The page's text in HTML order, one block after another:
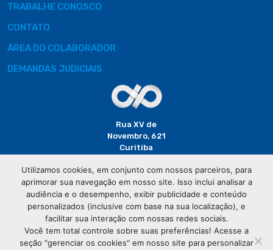
TRABALHE CONOSCO
CONTATO
ÁREA DO COLABORADOR
DEMANDAS JUDICIAIS
Rua XV de
Novembro, 621
Curitiba
(41) 3320-
2929
Utilizamos cookies, em conjunto com nossos parceiros, para
aprimorar sua navegação em nosso site. Isso inclui analisar a
audiência e o desempenho, exibir publicidade e conteúdo
personalizados (inclusive com base na sua localização), e
facilitar sua interação com nossas redes sociais.
Você tem total controle sobre suas preferências! Acesse a
seção "gerenciar os cookies" em nosso site para personalizar